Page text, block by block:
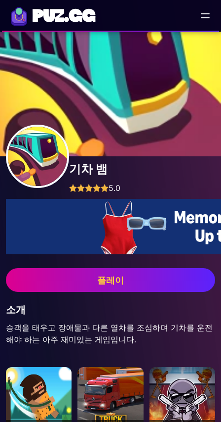
PUZ.GG
기차 뱀
5.0
플레이
소개
승객을 태우고 장애물과 다른 열차를 조심하며 기차를 운전
해야 하는 아주 재미있는 게임입니다.